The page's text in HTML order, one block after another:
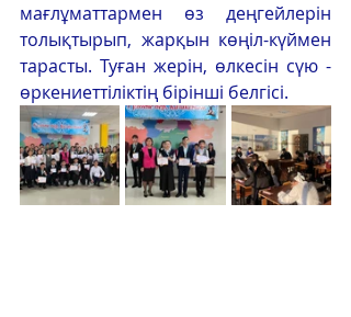
мағлұматтармен өз деңгейлерін
толықтырып, жарқын көңіл-күймен
тарасты. Туған жерін, өлкесін сүю -
өркениеттіліктің бірінші белгісі.